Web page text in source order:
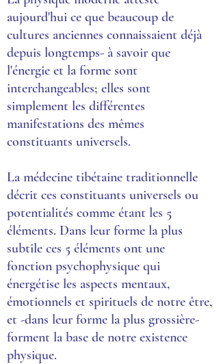
aujourd'hui ce que beaucoup de
cultures anciennes connaissaient déjà
depuis longtemps- à savoir que
l'énergie et la forme sont
interchangeables; elles sont
simplement les différentes
manifestations des mêmes
constituants universels.
La médecine tibétaine traditionnelle
décrit ces constituants universels ou
potentialités comme étant les 5
éléments. Dans leur forme la plus
subtile ces 5 éléments ont une
fonction psychophysique qui
énergétise les aspects mentaux,
émotionnels et spirituels de notre être,
et -dans leur forme la plus grossière-
forment la base de notre existence
physique.